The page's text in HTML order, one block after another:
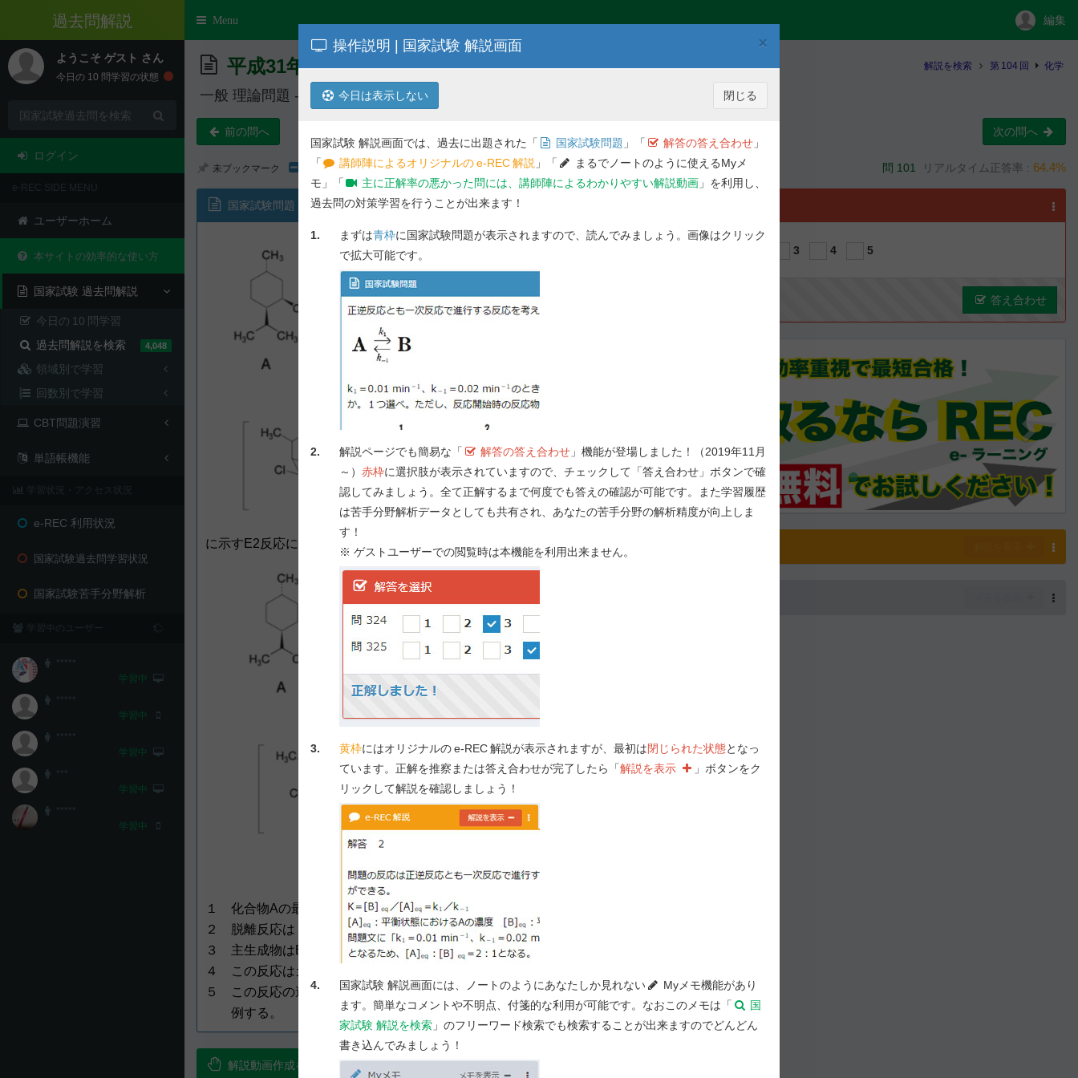
×
操作説明 | 国家試験 解説画面
今日は表示しない 閉じる
国家試験 解説画面では、過去に出題された「 国家試験問題 」「 解答の答え合わせ 」
「
講師陣によるオリジナルのe-REC解説 」「
まるでノートのように使えるMyメ
モ」「
主に正解率の悪かった問には、講師陣によるわかりやすい解説動画 」を利用し、
過去問の対策学習を行うことが出来ます！
1. まずは青枠に国家試験問題が表示されますので、読んでみましょう。画像はクリック
で拡大可能です。
2. 解説ページでも簡易な「 解答の答え合わせ 」機能が登場しました！（2019年11月
～） 赤枠に選択肢が表示されていますので、チェックして「答え合わせ」ボタンで確
認してみましょう。全て正解するまで何度でも答えの確認が可能です。また学習履歴
は苦手分野解析データとしても共有され、あなたの苦手分野の解析精度が向上しま
す！
※ ゲストユーザーでの閲覧時は本機能を利用出来ません。
3. 黄枠にはオリジナルのe-REC解説が表示されますが、最初は閉じられた状態となっ
ています。正解を推察または答え合わせが完了したら「解説を表示
」ボタンをク
リックして解説を確認しましょう！
4. 国家試験 解説画面には、ノートのようにあなたしか見れない
Myメモ機能があり
ます。簡単なコメントや不明点、付箋的な利用が可能です。なおこのメモは「
国
家試験 解説を検索 」のフリーワード検索でも検索することが出来ますのでどんどん
書き込んでみましょう！
e-REC
Toggle
Menu 編集
ようこそ ゲスト さん
今日の 10 問学習の状態
ログイン
e-REC SIDE MENU
ユーザーホーム
本サイトの効率的な使い方
国家試験 過去問解説
今日の 10 問学習
過去問解説を検索
4,048
領域別で学習
回数別で学習
CBT問題演習
単語帳機能
学習状況・アクセス状況
e-REC 利用状況
国家試験過去問学習状況
国家試験苦手分野解析
学習中のユーザー
*****
学習中
*****
学習中
*****
学習中
***
学習中
*****
学習中
解説を検索 第 104 回 化学
平成31年度 第104回 薬剤師国家試験問題
一般 理論問題 - 問 101
前の問へ 次の問へ
未ブックマーク 問 101 リアルタイム正答率 : 64.4%
国家試験問題
に示すE2反応に関する記述のうち、正しいのはどれか。 ２つ 選べ。
１ 化合物Aの最も安定な立体配座はⅡである。
２ 脱離反応はⅠの立体配座のときに進行する。
３ 主生成物はBである。
４ この反応はカルボカチオン中間体を経由する。
５ この反応の速度は、化合物A及びNaOC
H
のいずれの濃度にも比
例する。
解説動画作成を要望！
問 101
3 4 5
答え合わせ